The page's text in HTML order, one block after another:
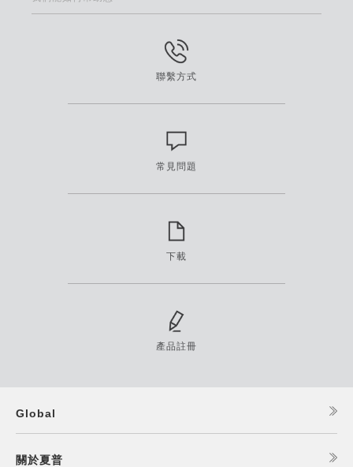
聯繫方式
常見問題
下載
產品註冊
Global
關於夏普